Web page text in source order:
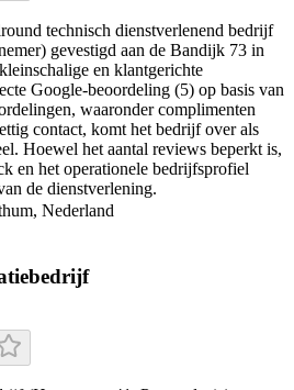
technisch dienstverlenend bedrijf
gevestigd aan de Bandijk 73 in
en klantgerichte
Google-beoordeling (5) op basis van
waaronder complimenten
contact, komt het bedrijf over als
Hoewel het aantal reviews beperkt is,
en het operationele bedrijfsprofiel
de dienstverlening.
Nederland